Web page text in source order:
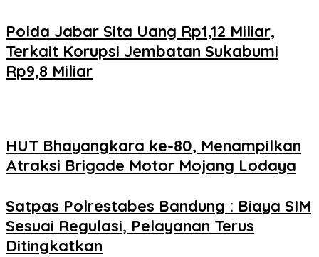
Polda Jabar Sita Uang Rp1,12 Miliar,
Terkait Korupsi Jembatan Sukabumi
Rp9,8 Miliar
HUT Bhayangkara ke-80, Menampilkan
Atraksi Brigade Motor Mojang Lodaya
Satpas Polrestabes Bandung : Biaya SIM
Sesuai Regulasi, Pelayanan Terus
Ditingkatkan